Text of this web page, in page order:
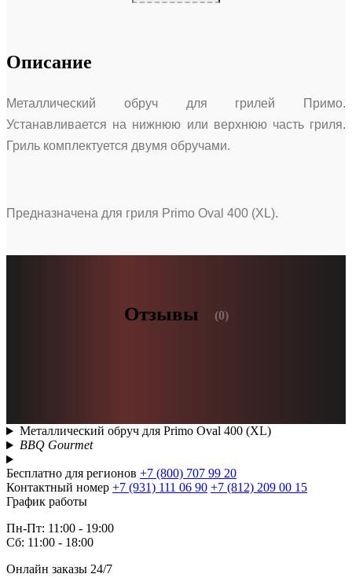
Описание
Металлический обруч для грилей Примо.
Устанавливается на нижнюю или верхнюю часть гриля.
Гриль комплектуется двумя обручами.
Предназначена для гриля Primo Oval 400 (XL).
Отзывы (0)
Металлический обруч для Primo Oval 400 (XL)
BBQ Gourmet
Бесплатно для регионов +7 (800) 707 99 20
Контактный номер +7 (931) 111 06 90 +7 (812) 209 00 15
График работы
Пн-Пт: 11:00 - 19:00
Сб: 11:00 - 18:00
Онлайн заказы 24/7